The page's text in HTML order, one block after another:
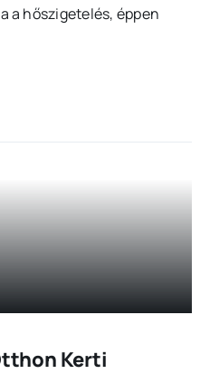
a hőszigetelés, éppen
Kerti